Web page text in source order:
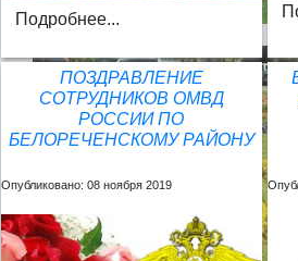
Подробнее...
ПОЗДРАВЛЕНИЕ
СОТРУДНИКОВ ОМВД
РОССИИ ПО
БЕЛОРЕЧЕНСКОМУ РАЙОНУ
Опубликовано: 08 ноября 2019